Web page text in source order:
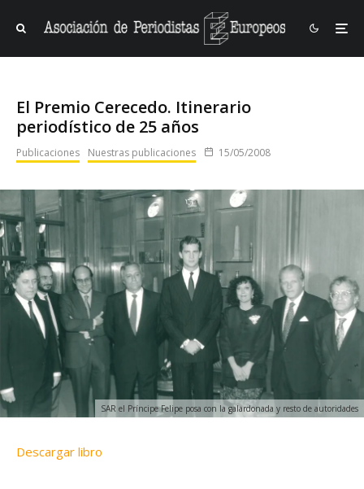
El Premio Cerecedo. Itinerario
periodístico de 25 años
Publicaciones Nuestras publicaciones 15/05/2008
SAR el Príncipe Felipe posa con la galardonada y resto de autoridades
Descargar libro